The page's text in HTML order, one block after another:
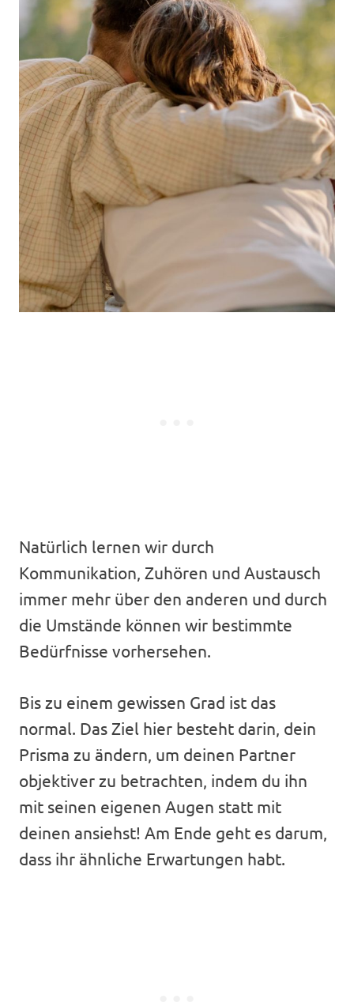
Natürlich lernen wir durch
Kommunikation, Zuhören und Austausch
immer mehr über den anderen und durch
die Umstände können wir bestimmte
Bedürfnisse vorhersehen.
Bis zu einem gewissen Grad ist das
normal. Das Ziel hier besteht darin, dein
Prisma zu ändern, um deinen Partner
objektiver zu betrachten, indem du ihn
mit seinen eigenen Augen statt mit
deinen ansiehst! Am Ende geht es darum,
dass ihr ähnliche Erwartungen habt.